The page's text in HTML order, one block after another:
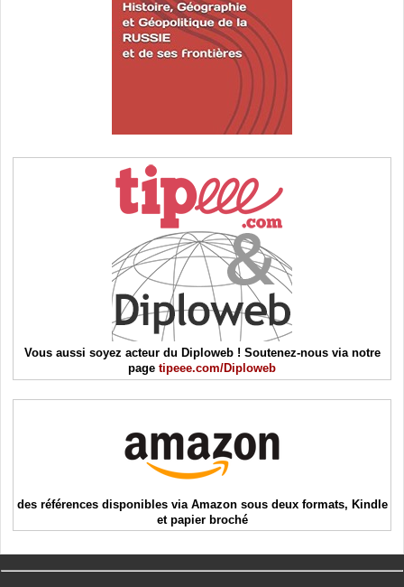
Vous aussi soyez acteur du Diploweb ! Soutenez-nous via notre
page tipeee.com/Diploweb
des références disponibles via Amazon sous deux formats, Kindle
et papier broché